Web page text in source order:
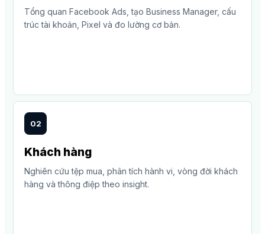
Tổng quan Facebook Ads, tạo Business Manager, cấu
trúc tài khoản, Pixel và đo lường cơ bản.
02
Khách hàng
Nghiên cứu tệp mua, phân tích hành vi, vòng đời khách
hàng và thông điệp theo insight.